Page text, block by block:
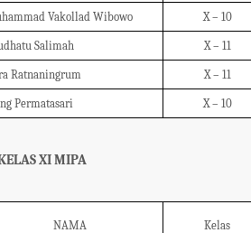
Vakollad Wibowo X – 10
Salimah X – 11
Ratnaningrum X – 11
Permatasari X – 10
XI MIPA
NAMA Kelas